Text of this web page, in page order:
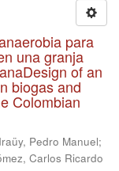
para
una granja
of an
biogas and
Colombian
Pedro Manuel;
Carlos Ricardo